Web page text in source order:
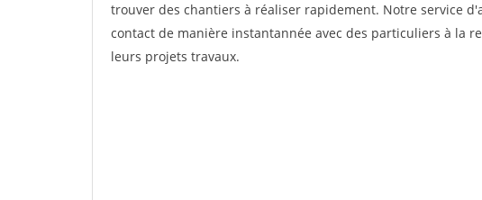
trouver des chantiers à réaliser rapidement. Notre service
contact de manière instantannée avec des particuliers à la
leurs projets travaux.